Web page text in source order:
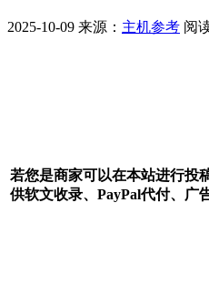
2025-10-09 来源： 主机参考 阅
若您是商家可以在本站进行投
供软文收录、PayPal代付、广